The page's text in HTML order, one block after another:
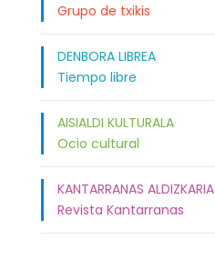
Grupo de txikis
DENBORA LIBREA
Tiempo libre
AISIALDI KULTURALA
Ocio cultural
KANTARRANAS ALDIZKARIA
Revista Kantarranas